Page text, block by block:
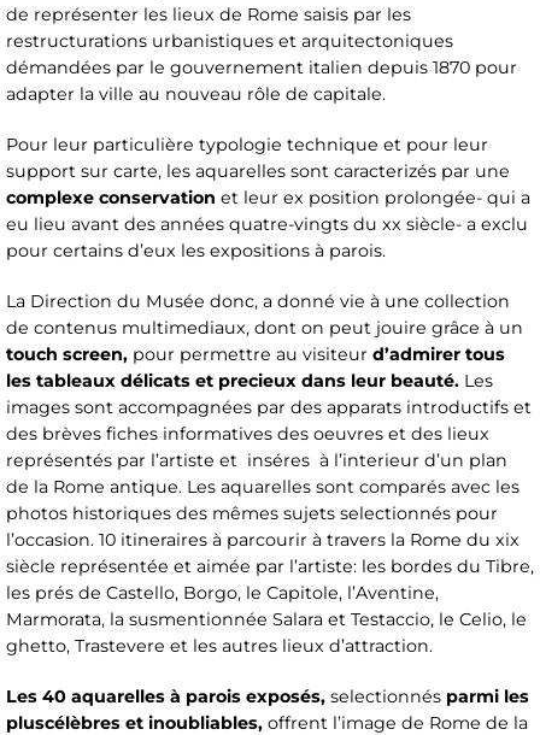
de représenter les lieux de Rome saisis par les
restructurations urbanistiques et arquitectoniques
démandées par le gouvernement italien depuis 1870 pour
adapter la ville au nouveau rôle de capitale.
Pour leur particulière typologie technique et pour leur
support sur carte, les aquarelles sont caracterizés par une
complexe conservation et leur ex position prolongée- qui a
eu lieu avant des années quatre-vingts du xx siècle- a exclu
pour certains d’eux les expositions à parois.
La Direction du Musée donc, a donné vie à une collection
de contenus multimediaux, dont on peut jouire grâce à un
touch screen, pour permettre au visiteur d’admirer tous
les tableaux délicats et precieux dans leur beauté. Les
images sont accompagnées par des apparats introductifs et
des brèves fiches informatives des oeuvres et des lieux
représentés par l’artiste et inséres à l’interieur d’un plan
de la Rome antique. Les aquarelles sont comparés avec les
photos historiques des mêmes sujets selectionnés pour
l’occasion. 10 itineraires à parcourir à travers la Rome du xix
siècle représentée et aimée par l’artiste: les bordes du Tibre,
les prés de Castello, Borgo, le Capitole, l’Aventine,
Marmorata, la susmentionnée Salara et Testaccio, le Celio, le
ghetto, Trastevere et les autres lieux d’attraction.
Les 40 aquarelles à parois exposés, selectionnés parmi les
pluscélèbres et inoubliables, offrent l’image de Rome de la